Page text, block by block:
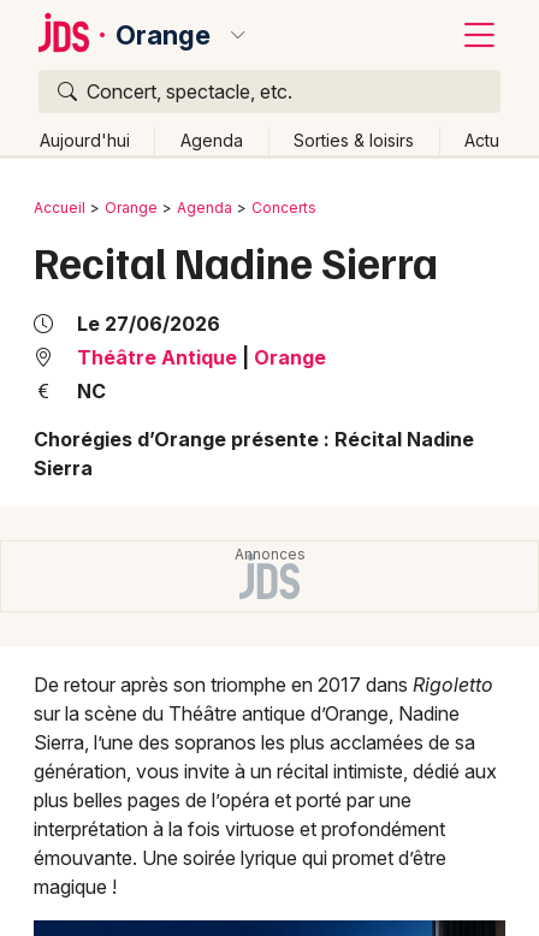
Orange
Concert, spectacle, etc.
Aujourd'hui Agenda Sorties & loisirs Actu
Publier un événement
Grands événements
Manifestations
Sports
Soirées
Sorties famille
Expos
Bordeaux
Lille
Lyon
Marseille
Paris
Strasbourg
Toulouse
Toutes les villes
Retour
Accueil Orange Agenda Concerts
Recital Nadine Sierra
Le 27/06/2026
Théâtre Antique
Orange
NC
Chorégies d’Orange présente : Récital Nadine
Sierra
De retour après son triomphe en 2017 dans Rigoletto
sur la scène du Théâtre antique d’Orange, Nadine
Sierra, l’une des sopranos les plus acclamées de sa
génération, vous invite à un récital intimiste, dédié aux
plus belles pages de l’opéra et porté par une
interprétation à la fois virtuose et profondément
émouvante. Une soirée lyrique qui promet d’être
magique !
Quoi ?
Où ?
Provence-Alpes-Côte-d'Azur
Partout
Près de moi
Quand ?
Aujourd'hui